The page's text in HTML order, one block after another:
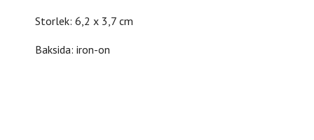
Storlek: 6,2 x 3,7 cm
Baksida: iron-on